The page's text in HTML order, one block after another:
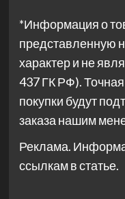
*Информация о
представленную
характер и не
437 ГК РФ).
покупки будут
заказа нашим
Реклама.
ссылкам в статье.